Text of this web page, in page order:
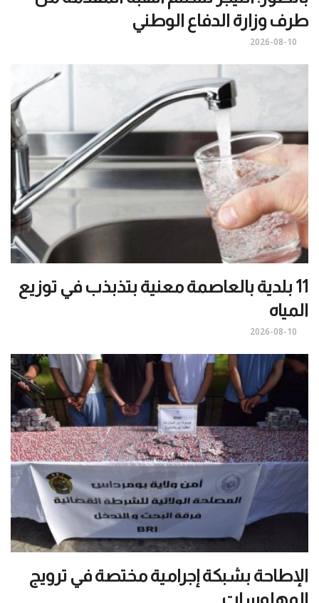
طرف وزارة الدفاع الوطني
2026-08-10
11 بلدية بالعاصمة معنية بتذبذب في توزيع
المياه
2026-08-10
الإطاحة بشبكة إجرامية مختصة في ترويج